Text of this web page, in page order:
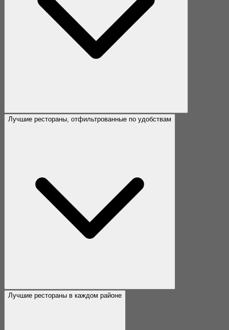
Лучшие рестораны, отфильтрованные по удобствам
Лучшие рестораны в каждом районе